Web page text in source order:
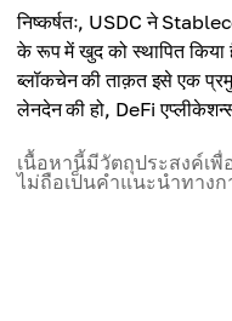
निष्कर्षतः, USDC ने
के रूप में खुद को स्थापित किया
ब्लॉकचेन की ताक़त इसे एक
लेनदेन की हो, DeFi एप्लीकेशन्स
เนื้อหานี้มีวัตถุประสงค์เ
ไม่ถือเป็นคำแนะนำทาง